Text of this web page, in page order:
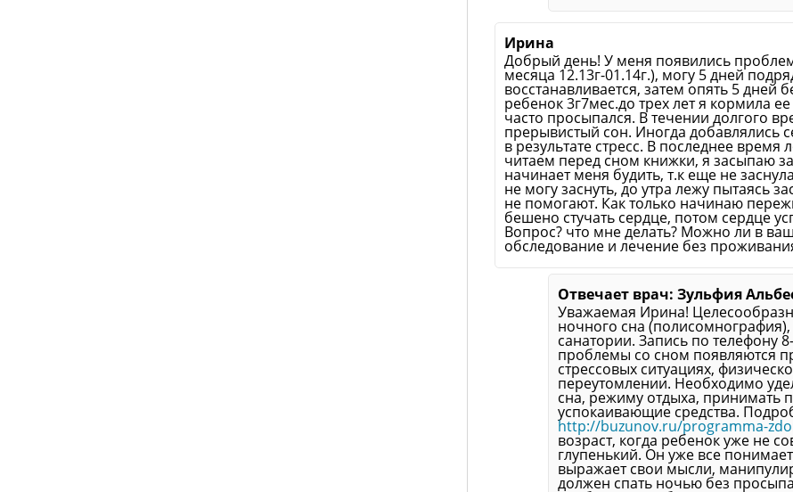
Ирина
Добрый день! У меня появились
месяца 12.13г-01.14г.), могу 5 дней
восстанавливается, затем опять 5 дней
ребенок 3г7мес.до трех лет я кормила
часто просыпался. В течении долгого
прерывистый сон. Иногда добавлялись
в результате стресс. В последнее
читаем перед сном книжки, я засыпаю
начинает меня будить, т.к еще не
не могу заснуть, до утра лежу пытаясь
не помогают. Как только начинаю
бешено стучать сердце, потом сердце
Вопрос? что мне делать? Можно ли в
обследование и лечение без
Отвечает врач: Зульфия
Уважаемая Ирина!
ночного сна
санатории. Запись по телефону
проблемы со сном появляются
стрессовых ситуациях,
переутомлении. Необходимо
сна, режиму отдыха, принимать
успокаивающие средства.
http://buzunov.ru/programma-
возраст, когда ребенок уже не
глупенький. Он уже все
выражает свои мысли,
должен спать ночью без